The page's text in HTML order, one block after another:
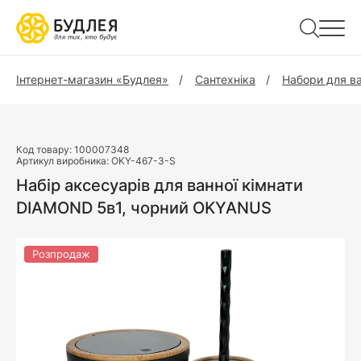
Інтернет-магазин «Будлея» Сантехніка Набори для
Розпродаж
Код товару: 100007348
Артикул виробника: OKY-467-3-S
Набір аксесуарів для ванної кімнати
DIAMOND 5в1, чорний OKYANUS